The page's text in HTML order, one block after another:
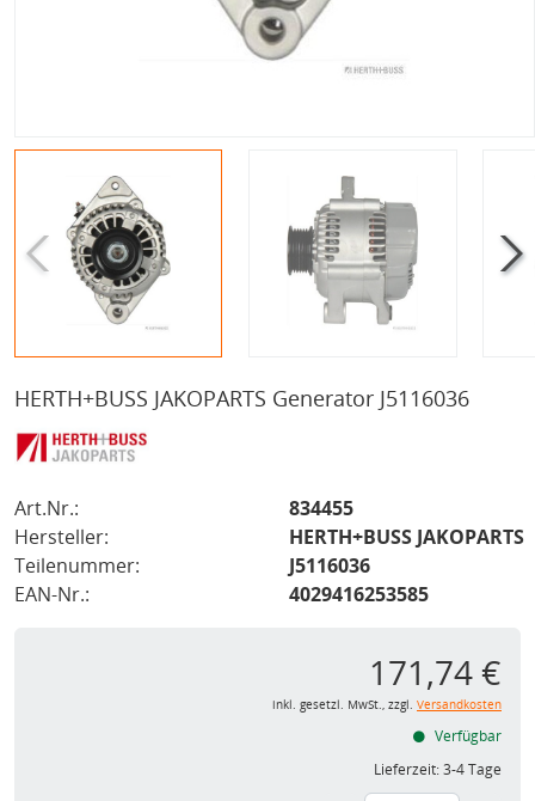
HERTH+BUSS JAKOPARTS Generator J5116036
Art.Nr.:
834455
Hersteller:
HERTH+BUSS JAKOPARTS
Teilenummer:
J5116036
EAN-Nr.:
4029416253585
171,74 €
inkl. gesetzl. MwSt., zzgl. Versandkosten
Verfügbar
Lieferzeit:3-4 Tage